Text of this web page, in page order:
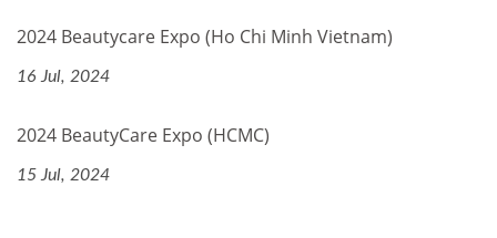
2024 Beautycare Expo (Ho Chi Minh Vietnam)
16 Jul, 2024
2024 BeautyCare Expo (HCMC)
15 Jul, 2024